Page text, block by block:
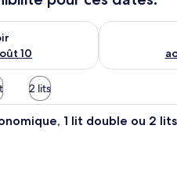
o
10
pour ce soir août 9 - août 10
Vérifier la
2 lits
Un lit bien fait, avec une tête
1 lit double ou 2 lits